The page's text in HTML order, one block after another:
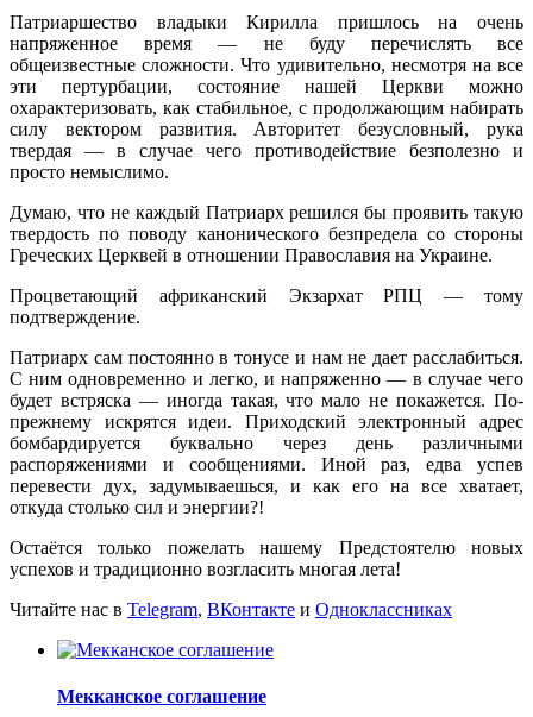
Патриаршество владыки Кирилла пришлось на очень
напряженное время — не буду перечислять все
общеизвестные сложности. Что удивительно, несмотря на все
эти пертурбации, состояние нашей Церкви можно
охарактеризовать, как стабильное, с продолжающим набирать
силу вектором развития. Авторитет безусловный, рука
твердая — в случае чего противодействие безполезно и
просто немыслимо.
Думаю, что не каждый Патриарх решился бы проявить такую
твердость по поводу канонического безпредела со стороны
Греческих Церквей в отношении Православия на Украине.
Процветающий африканский Экзархат РПЦ — тому
подтверждение.
Патриарх сам постоянно в тонусе и нам не дает расслабиться.
С ним одновременно и легко, и напряженно — в случае чего
будет встряска — иногда такая, что мало не покажется. По-
прежнему искрятся идеи. Приходский электронный адрес
бомбардируется буквально через день различными
распоряжениями и сообщениями. Иной раз, едва успев
перевести дух, задумываешься, и как его на все хватает,
откуда столько сил и энергии?!
Остаётся только пожелать нашему Предстоятелю новых
успехов и традиционно возгласить многая лета!
Читайте нас в Telegram, ВКонтакте и Одноклассниках
Мекканское соглашение